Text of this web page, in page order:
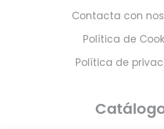
Contacta con
Política de
Política de